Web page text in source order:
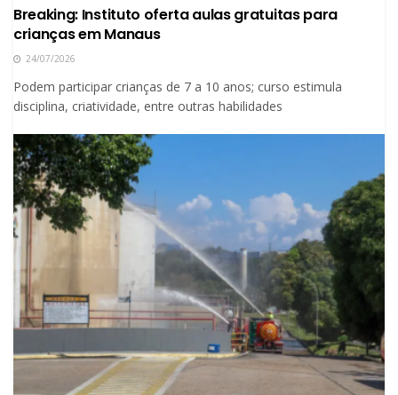
Breaking: Instituto oferta aulas gratuitas para
crianças em Manaus
24/07/2026
Podem participar crianças de 7 a 10 anos; curso estimula
disciplina, criatividade, entre outras habilidades